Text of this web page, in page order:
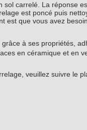
sol carrelé. La réponse
est poncé puis
est que vous avez
grâce à ses propriétés,
en céramique et en
veuillez suivre le